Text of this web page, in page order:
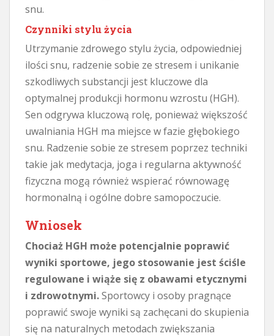
snu.
Czynniki stylu życia
Utrzymanie zdrowego stylu życia, odpowiedniej
ilości snu, radzenie sobie ze stresem i unikanie
szkodliwych substancji jest kluczowe dla
optymalnej produkcji hormonu wzrostu (HGH).
Sen odgrywa kluczową rolę, ponieważ większość
uwalniania HGH ma miejsce w fazie głębokiego
snu. Radzenie sobie ze stresem poprzez techniki
takie jak medytacja, joga i regularna aktywność
fizyczna mogą również wspierać równowagę
hormonalną i ogólne dobre samopoczucie.
Wniosek
Chociaż HGH może potencjalnie poprawić
wyniki sportowe, jego stosowanie jest ściśle
regulowane i wiąże się z obawami etycznymi
i zdrowotnymi.Sportowcy i osoby pragnące
poprawić swoje wyniki są zachęcani do skupienia
się na naturalnych metodach zwiększania